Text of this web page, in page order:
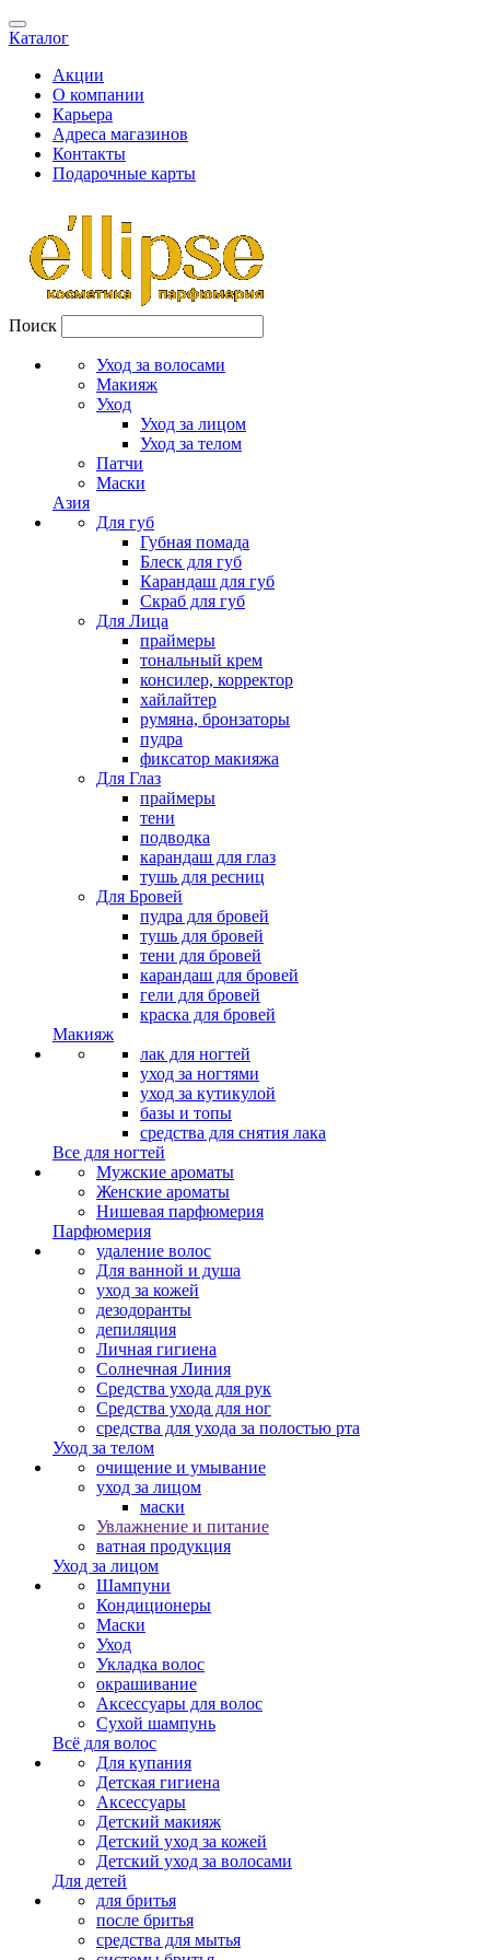
Каталог
Акции
О компании
Карьера
Адреса магазинов
Контакты
Подарочные карты
Поиск
Уход за волосами
Макияж
Уход
Уход за лицом
Уход за телом
Патчи
Маски
Азия
Для губ
Губная помада
Блеск для губ
Карандаш для губ
Скраб для губ
Для Лица
праймеры
тональный крем
консилер, корректор
хайлайтер
румяна, бронзаторы
пудра
фиксатор макияжа
Для Глаз
праймеры
тени
подводка
карандаш для глаз
тушь для ресниц
Для Бровей
пудра для бровей
тушь для бровей
тени для бровей
карандаш для бровей
гели для бровей
краска для бровей
Макияж
лак для ногтей
уход за ногтями
уход за кутикулой
базы и топы
средства для снятия лака
Все для ногтей
Мужские ароматы
Женские ароматы
Нишевая парфюмерия
Парфюмерия
удаление волос
Для ванной и душа
уход за кожей
дезодоранты
депиляция
Личная гигиена
Солнечная Линия
Средства ухода для рук
Средства ухода для ног
средства для ухода за полостью рта
Уход за телом
очищение и умывание
уход за лицом
маски
Увлажнение и питание
ватная продукция
Уход за лицом
Шампуни
Кондиционеры
Маски
Уход
Укладка волос
окрашивание
Аксессуары для волос
Сухой шампунь
Всё для волос
Для купания
Детская гигиена
Аксессуары
Детский макияж
Детский уход за кожей
Детский уход за волосами
Для детей
для бритья
после бритья
средства для мытья